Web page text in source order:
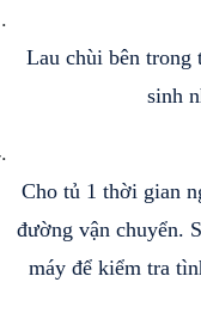
Lau chùi bên trong
sinh
Cho tủ 1 thời gian
đường vận chuyển.
máy để kiểm tra